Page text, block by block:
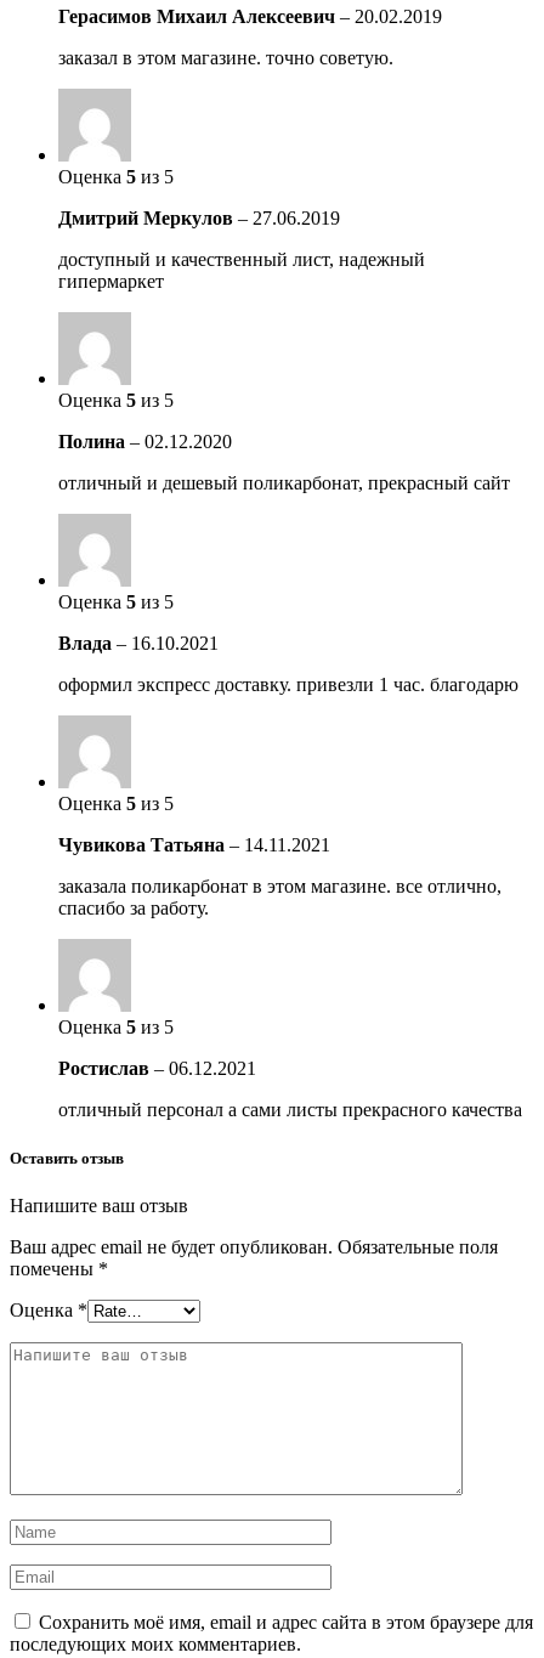
Герасимов Михаил Алексеевич – 20.02.2019
заказал в этом магазине. точно советую.
Оценка 5 из 5
Дмитрий Меркулов – 27.06.2019
доступный и качественный лист, надежный
гипермаркет
Оценка 5 из 5
Полина – 02.12.2020
отличный и дешевый поликарбонат, прекрасный сайт
Оценка 5 из 5
Влада – 16.10.2021
оформил экспресс доставку. привезли 1 час. благодарю
Оценка 5 из 5
Чувикова Татьяна – 14.11.2021
заказала поликарбонат в этом магазине. все отлично,
спасибо за работу.
Оценка 5 из 5
Ростислав – 06.12.2021
отличный персонал а сами листы прекрасного качества
Оставить отзыв
Напишите ваш отзыв
Ваш адрес email не будет опубликован. Обязательные поля
помечены *
Оценка *
Сохранить моё имя, email и адрес сайта в этом браузере для
последующих моих комментариев.